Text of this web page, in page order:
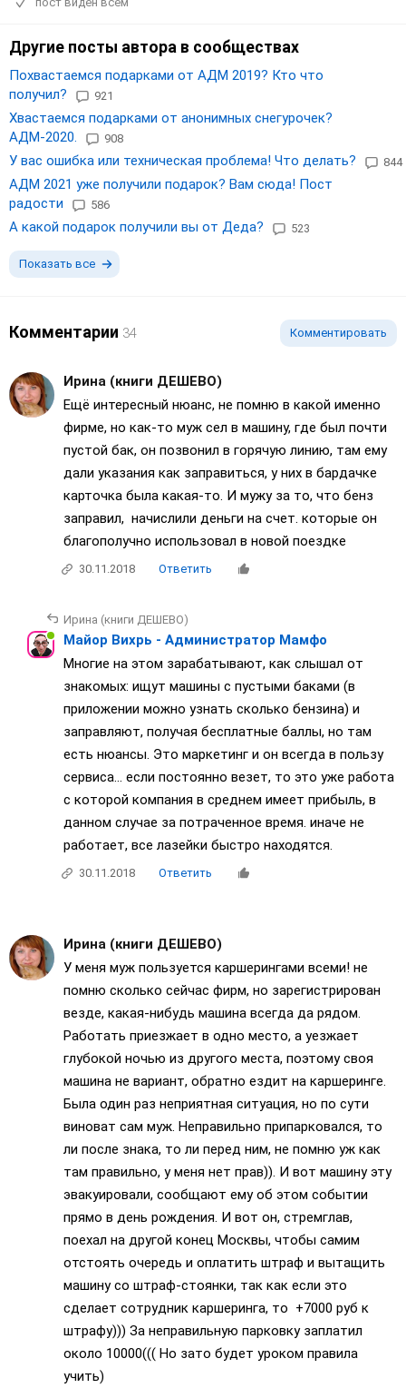
Другие посты автора в сообществах
Похвастаемся подарками от АДМ 2019? Кто что
получил?
921
Хвастаемся подарками от анонимных снегурочек?
АДМ-2020.
908
У вас ошибка или техническая проблема! Что делать? 844
АДМ 2021 уже получили подарок? Вам сюда! Пост
радости
586
А какой подарок получили вы от Деда? 523
Показать все
Комментарии 34 Комментировать
Ирина (книги ДЕШЕВО)
Ещё интересный нюанс, не помню в какой именно
фирме, но как-то муж сел в машину, где был почти
пустой бак, он позвонил в горячую линию, там ему
дали указания как заправиться, у них в бардачке
карточка была какая-то. И мужу за то, что бенз
заправил, начислили деньги на счет. которые он
благополучно использовал в новой поездке
30.11.2018 Ответить
Ирина (книги ДЕШЕВО)
Майор Вихрь - Администратор Мамфо
Многие на этом зарабатывают, как слышал от
знакомых: ищут машины с пустыми баками (в
приложении можно узнать сколько бензина) и
заправляют, получая бесплатные баллы, но там
есть нюансы. Это маркетинг и он всегда в пользу
сервиса... если постоянно везет, то это уже работа
с которой компания в среднем имеет прибыль, в
данном случае за потраченное время. иначе не
работает, все лазейки быстро находятся.
30.11.2018 Ответить
Ирина (книги ДЕШЕВО)
У меня муж пользуется каршерингами всеми! не
помню сколько сейчас фирм, но зарегистрирован
везде, какая-нибудь машина всегда да рядом.
Работать приезжает в одно место, а уезжает
глубокой ночью из другого места, поэтому своя
машина не вариант, обратно ездит на каршеринге.
Была один раз неприятная ситуация, но по сути
виноват сам муж. Неправильно припарковался, то
ли после знака, то ли перед ним, не помню уж как
там правильно, у меня нет прав)). И вот машину эту
эвакуировали, сообщают ему об этом событии
прямо в день рождения. И вот он, стремглав,
поехал на другой конец Москвы, чтобы самим
отстоять очередь и оплатить штраф и вытащить
машину со штраф-стоянки, так как если это
сделает сотрудник каршеринга, то +7000 руб к
штрафу))) За неправильную парковку заплатил
около 10000((( Но зато будет уроком правила
учить)